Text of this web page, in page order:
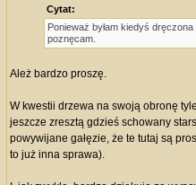
Cytat:
Ponieważ byłam kiedyś
poznęcam.
Ależ bardzo proszę.
W kwestii drzewa na swoją obronę
jeszcze zresztą gdzieś schowany
powywijane gałęzie, że te tutaj są
to już inna sprawa).